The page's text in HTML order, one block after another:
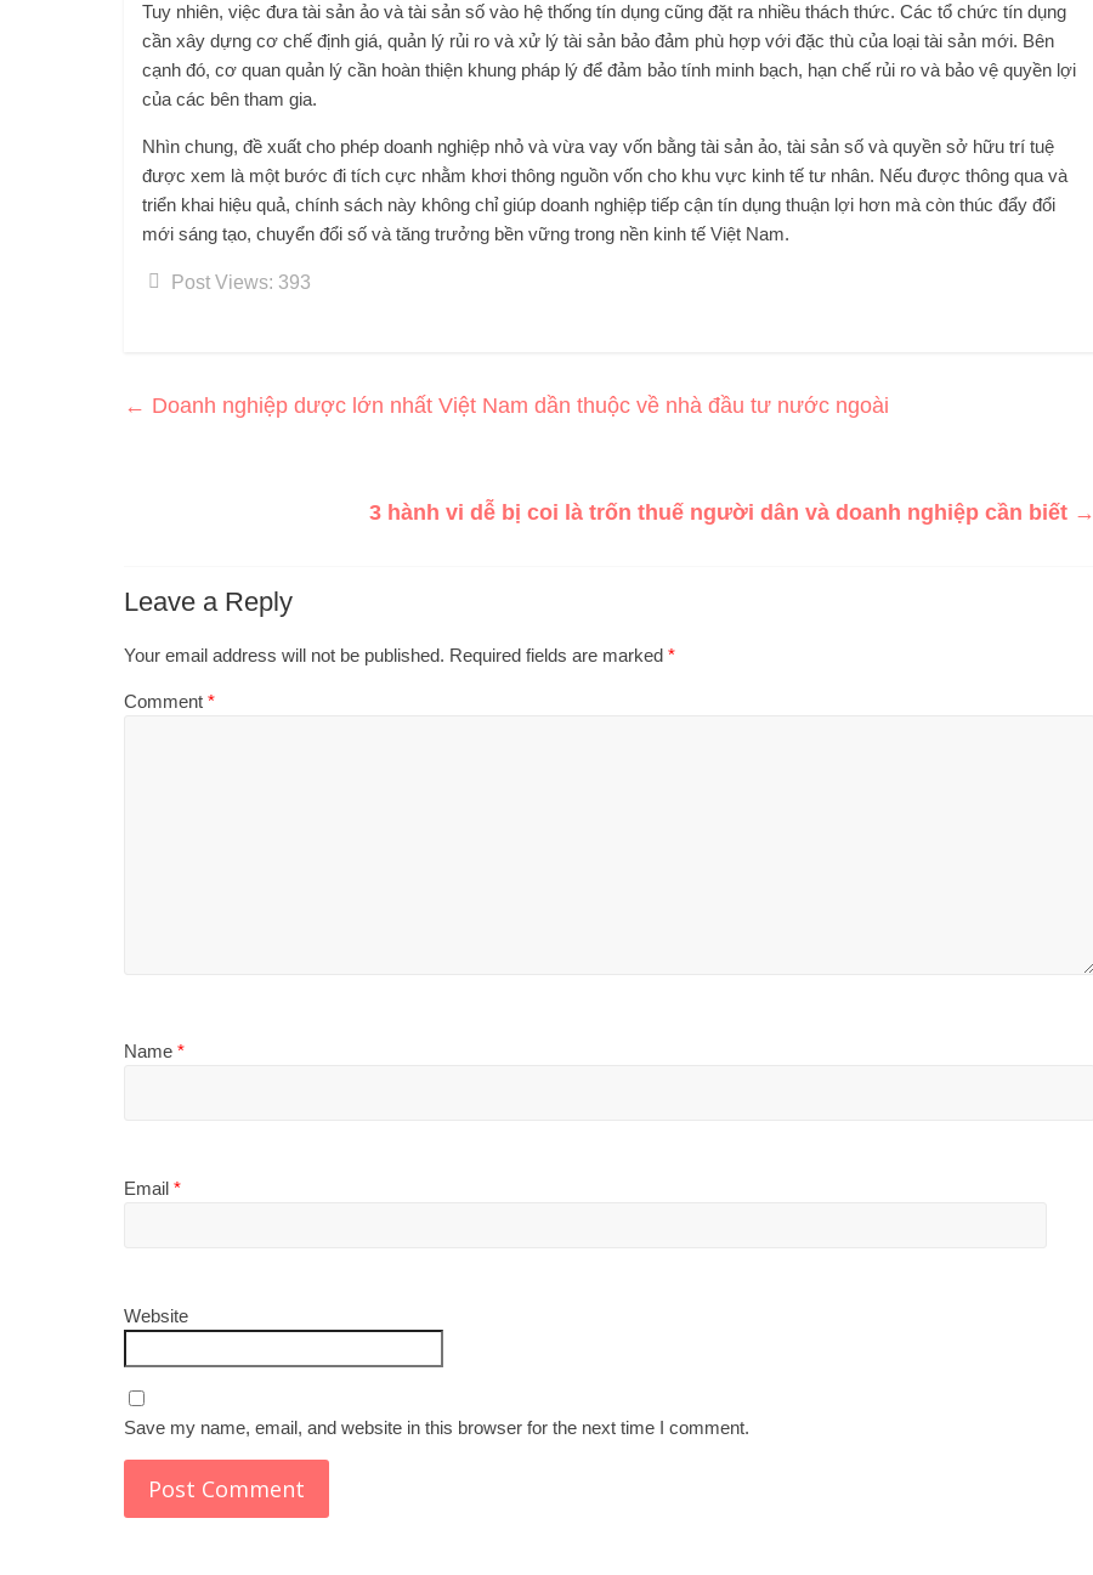
Tuy nhiên, việc đưa tài sản ảo và tài sản số vào hệ thống tín dụng cũng đặt ra nhiều thách thức. Các tổ chức tín dụng
cần xây dựng cơ chế định giá, quản lý rủi ro và xử lý tài sản bảo đảm phù hợp với đặc thù của loại tài sản mới. Bên
cạnh đó, cơ quan quản lý cần hoàn thiện khung pháp lý để đảm bảo tính minh bạch, hạn chế rủi ro và bảo vệ quyền lợi
của các bên tham gia.
Nhìn chung, đề xuất cho phép doanh nghiệp nhỏ và vừa vay vốn bằng tài sản ảo, tài sản số và quyền sở hữu trí tuệ
được xem là một bước đi tích cực nhằm khơi thông nguồn vốn cho khu vực kinh tế tư nhân. Nếu được thông qua và
triển khai hiệu quả, chính sách này không chỉ giúp doanh nghiệp tiếp cận tín dụng thuận lợi hơn mà còn thúc đẩy đổi
mới sáng tạo, chuyển đổi số và tăng trưởng bền vững trong nền kinh tế Việt Nam.
Post Views: 393
← Doanh nghiệp dược lớn nhất Việt Nam dần thuộc về nhà đầu tư nước ngoài
3 hành vi dễ bị coi là trốn thuế người dân và doanh nghiệp cần biết →
Leave a Reply
Your email address will not be published. Required fields are marked *
Comment *
Name *
Email *
Website
Save my name, email, and website in this browser for the next time I comment.